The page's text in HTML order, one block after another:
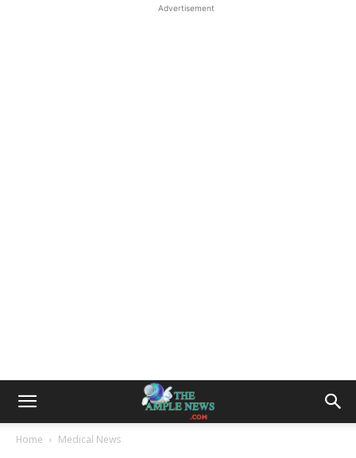
Advertisement
Home Medical News